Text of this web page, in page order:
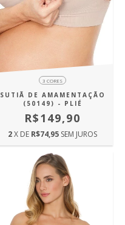
3 CORES
SUTIÃ DE AMAMENTAÇÃO
(50149) - PLIÉ
R$149,90
2X DE R$74,95 SEM JUROS